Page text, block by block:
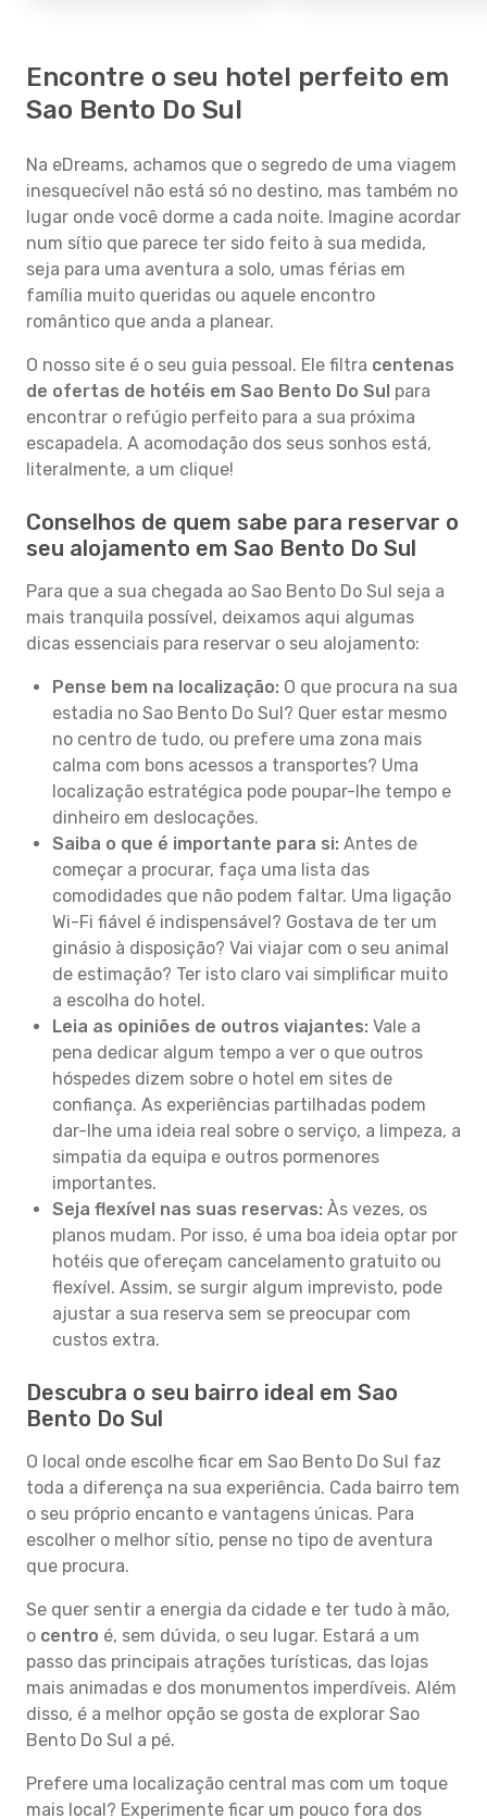
Encontre o seu hotel perfeito em
Sao Bento Do Sul
Na eDreams, achamos que o segredo de uma viagem
inesquecível não está só no destino, mas também no
lugar onde você dorme a cada noite. Imagine acordar
num sítio que parece ter sido feito à sua medida,
seja para uma aventura a solo, umas férias em
família muito queridas ou aquele encontro
romântico que anda a planear.
O nosso site é o seu guia pessoal. Ele filtra centenas
de ofertas de hotéis em Sao Bento Do Sul para
encontrar o refúgio perfeito para a sua próxima
escapadela. A acomodação dos seus sonhos está,
literalmente, a um clique!
Conselhos de quem sabe para reservar o
seu alojamento em Sao Bento Do Sul
Para que a sua chegada ao Sao Bento Do Sul seja a
mais tranquila possível, deixamos aqui algumas
dicas essenciais para reservar o seu alojamento:
Pense bem na localização: O que procura na sua
estadia no Sao Bento Do Sul? Quer estar mesmo
no centro de tudo, ou prefere uma zona mais
calma com bons acessos a transportes? Uma
localização estratégica pode poupar-lhe tempo e
dinheiro em deslocações.
Saiba o que é importante para si: Antes de
começar a procurar, faça uma lista das
comodidades que não podem faltar. Uma ligação
Wi-Fi fiável é indispensável? Gostava de ter um
ginásio à disposição? Vai viajar com o seu animal
de estimação? Ter isto claro vai simplificar muito
a escolha do hotel.
Leia as opiniões de outros viajantes: Vale a
pena dedicar algum tempo a ver o que outros
hóspedes dizem sobre o hotel em sites de
confiança. As experiências partilhadas podem
dar-lhe uma ideia real sobre o serviço, a limpeza, a
simpatia da equipa e outros pormenores
importantes.
Seja flexível nas suas reservas: Às vezes, os
planos mudam. Por isso, é uma boa ideia optar por
hotéis que ofereçam cancelamento gratuito ou
flexível. Assim, se surgir algum imprevisto, pode
ajustar a sua reserva sem se preocupar com
custos extra.
Descubra o seu bairro ideal em Sao
Bento Do Sul
O local onde escolhe ficar em Sao Bento Do Sul faz
toda a diferença na sua experiência. Cada bairro tem
o seu próprio encanto e vantagens únicas. Para
escolher o melhor sítio, pense no tipo de aventura
que procura.
Se quer sentir a energia da cidade e ter tudo à mão,
o centro é, sem dúvida, o seu lugar. Estará a um
passo das principais atrações turísticas, das lojas
mais animadas e dos monumentos imperdíveis. Além
disso, é a melhor opção se gosta de explorar Sao
Bento Do Sul a pé.
Prefere uma localização central mas com um toque
mais local? Experimente ficar um pouco fora dos